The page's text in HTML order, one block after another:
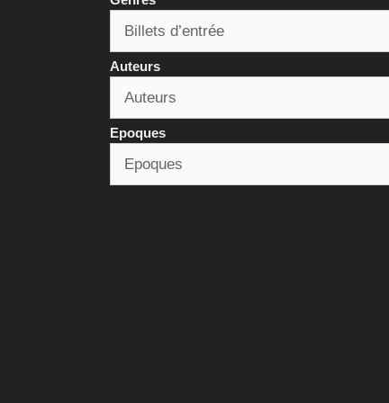
Auteurs
Epoques